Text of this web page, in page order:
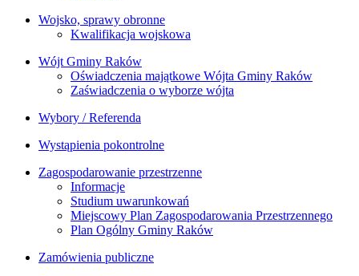
Wojsko, sprawy obronne
Kwalifikacja wojskowa
Wójt Gminy Raków
Oświadczenia majątkowe Wójta Gminy Raków
Zaświadczenia o wyborze wójta
Wybory / Referenda
Wystąpienia pokontrolne
Zagospodarowanie przestrzenne
Informacje
Studium uwarunkowań
Miejscowy Plan Zagospodarowania Przestrzennego
Plan Ogólny Gminy Raków
Zamówienia publiczne